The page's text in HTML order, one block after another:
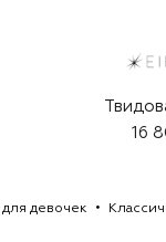
16
девочек